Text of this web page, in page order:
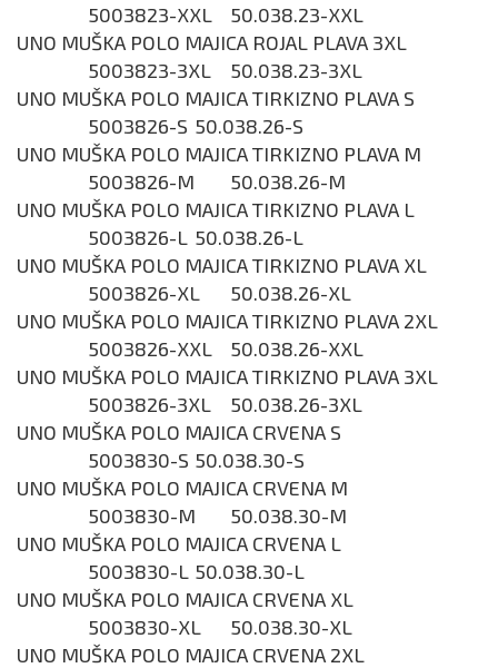
5003823-XXL
50.038.23-XXL
UNO MUŠKA POLO MAJICA ROJAL PLAVA 3XL
5003823-3XL
50.038.23-3XL
UNO MUŠKA POLO MAJICA TIRKIZNO PLAVA S
5003826-S 50.038.26-S
UNO MUŠKA POLO MAJICA TIRKIZNO PLAVA M
5003826-M
50.038.26-M
UNO MUŠKA POLO MAJICA TIRKIZNO PLAVA L
5003826-L 50.038.26-L
UNO MUŠKA POLO MAJICA TIRKIZNO PLAVA XL
5003826-XL
50.038.26-XL
UNO MUŠKA POLO MAJICA TIRKIZNO PLAVA 2XL
5003826-XXL
50.038.26-XXL
UNO MUŠKA POLO MAJICA TIRKIZNO PLAVA 3XL
5003826-3XL
50.038.26-3XL
UNO MUŠKA POLO MAJICA CRVENA S
5003830-S 50.038.30-S
UNO MUŠKA POLO MAJICA CRVENA M
5003830-M
50.038.30-M
UNO MUŠKA POLO MAJICA CRVENA L
5003830-L 50.038.30-L
UNO MUŠKA POLO MAJICA CRVENA XL
5003830-XL
50.038.30-XL
UNO MUŠKA POLO MAJICA CRVENA 2XL